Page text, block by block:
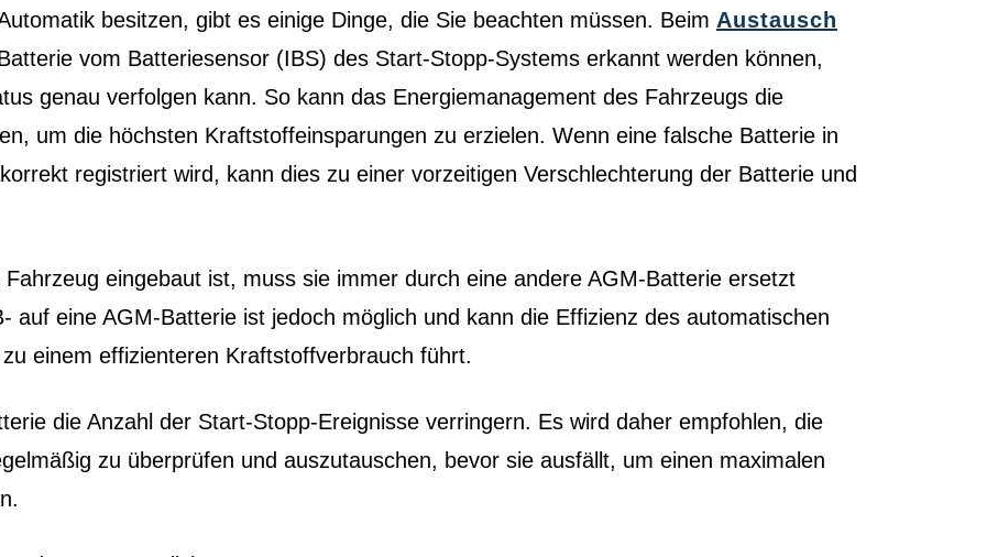
besitzen, gibt es einige Dinge, die Sie beachten müssen. Beim Austausch
vom Batteriesensor (IBS) des Start-Stopp-Systems erkannt werden können,
genau verfolgen kann. So kann das Energiemanagement des Fahrzeugs die
um die höchsten Kraftstoffeinsparungen zu erzielen. Wenn eine falsche Batterie in
registriert wird, kann dies zu einer vorzeitigen Verschlechterung der Batterie und
eingebaut ist, muss sie immer durch eine andere AGM-Batterie ersetzt
auf eine AGM-Batterie ist jedoch möglich und kann die Effizienz des automatischen
einem effizienteren Kraftstoffverbrauch führt.
die Anzahl der Start-Stopp-Ereignisse verringern. Es wird daher empfohlen, die
zu überprüfen und auszutauschen, bevor sie ausfällt, um einen maximalen